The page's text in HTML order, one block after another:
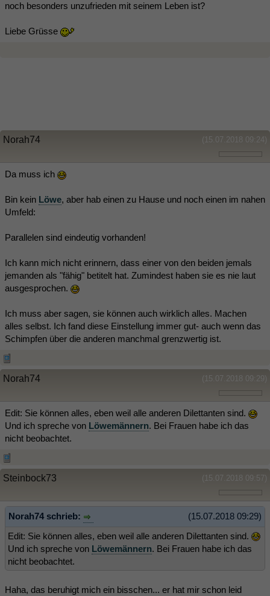
noch besonders unzufrieden mit seinem Leben ist?
Liebe Grüsse
(15.07.2018 09:24)
Norah74
Da muss ich
Bin kein Löwe, aber hab einen zu Hause und noch einen im nahen
Umfeld:
Parallelen sind eindeutig vorhanden!
Ich kann mich nicht erinnern, dass einer von den beiden jemals
jemanden als "fähig" betitelt hat. Zumindest haben sie es nie laut
ausgesprochen.
Ich muss aber sagen, sie können auch wirklich alles. Machen
alles selbst. Ich fand diese Einstellung immer gut- auch wenn das
Schimpfen über die anderen manchmal grenzwertig ist.
(15.07.2018 09:29)
Norah74
Edit: Sie können alles, eben weil alle anderen Dilettanten sind.
Und ich spreche von Löwemännern. Bei Frauen habe ich das
nicht beobachtet.
(15.07.2018 09:57)
Steinbock73
(15.07.2018 09:29)
Norah74 schrieb:
Edit: Sie können alles, eben weil alle anderen Dilettanten sind.
Und ich spreche von Löwemännern. Bei Frauen habe ich das
nicht beobachtet.
Haha, das beruhigt mich ein bisschen... er hat mir schon leid